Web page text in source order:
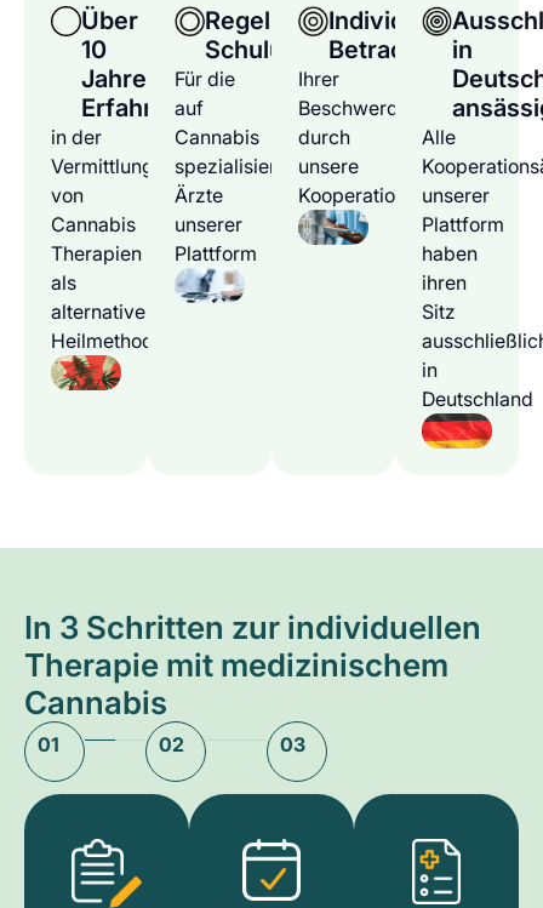
Über
10
Jahre
Erfahrung
in der
Vermittlung
von
Cannabis
Therapien
als
alternative
Heilmethode
Regelmäßige
Schulungen
Für die
auf
Cannabis
spezialisierten
Ärzte
unserer
Plattform
Individuelle
Betrachtung
Ihrer
Beschwerden
durch
unsere
Kooperationsärzte
in
Alle
unserer
Plattform
haben
ihren
Sitz
in
Deutschland
In 3 Schritten zur individuellen
Therapie mit medizinischem
Cannabis
01 02 03